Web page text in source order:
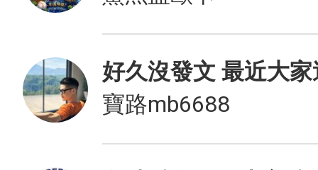
好久沒發文 最近大
寶路mb6688